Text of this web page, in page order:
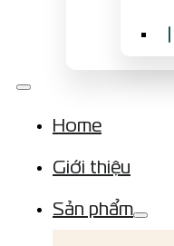
Home
Giới thiệu
Sản phẩm